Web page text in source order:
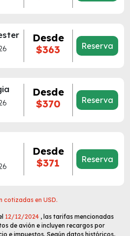
Desde
$363
Reserva
Desde
$370
Reserva
Desde
$371
Reserva
cotizadas en USD.
12/12/2024 , las tarifas mencionadas
de avión e incluyen recargos por
e impuestos. Según datos históricos,